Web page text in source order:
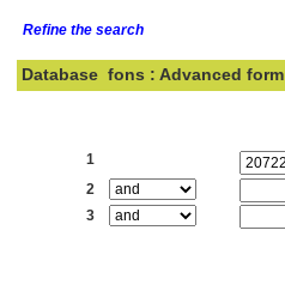
Refine the search
Database fons : Advanced form
1
2
3